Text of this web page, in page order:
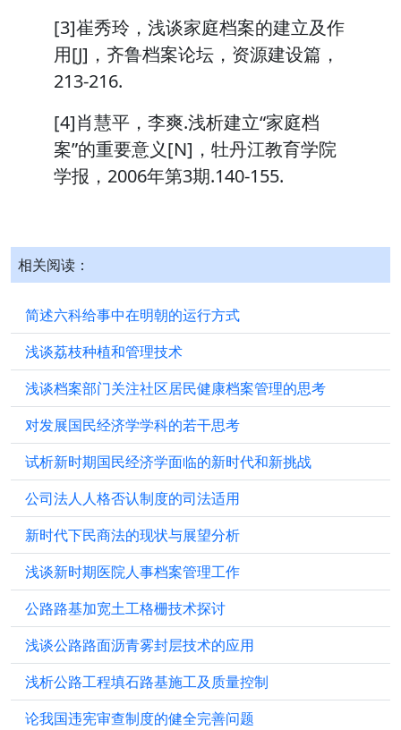
[3]崔秀玲，浅谈家庭档案的建立及作
用[J]，齐鲁档案论坛，资源建设篇，
213-216.
[4]肖慧平，李爽.浅析建立“家庭档
案”的重要意义[N]，牡丹江教育学院
学报，2006年第3期.140-155.
相关阅读：
简述六科给事中在明朝的运行方式
浅谈荔枝种植和管理技术
浅谈档案部门关注社区居民健康档案管理的思考
对发展国民经济学学科的若干思考
试析新时期国民经济学面临的新时代和新挑战
公司法人人格否认制度的司法适用
新时代下民商法的现状与展望分析
浅谈新时期医院人事档案管理工作
公路路基加宽土工格栅技术探讨
浅谈公路路面沥青雾封层技术的应用
浅析公路工程填石路基施工及质量控制
论我国违宪审查制度的健全完善问题